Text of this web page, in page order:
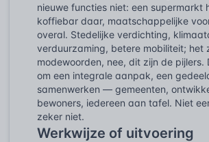
nieuwe functies niet: een supermarkt
koffiebar daar, maatschappelijke
overal. Stedelijke verdichting,
verduurzaming, betere mobiliteit; het
modewoorden, nee, dit zijn de
om een integrale aanpak, een
samenwerken — gemeenten,
bewoners, iedereen aan tafel. Niet
zeker niet.
Werkwijze of uitvoering